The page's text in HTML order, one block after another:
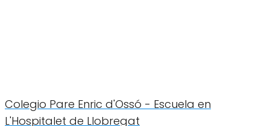
Colegio Pare Enric d'Ossó - Escuela en
L'Hospitalet de Llobregat